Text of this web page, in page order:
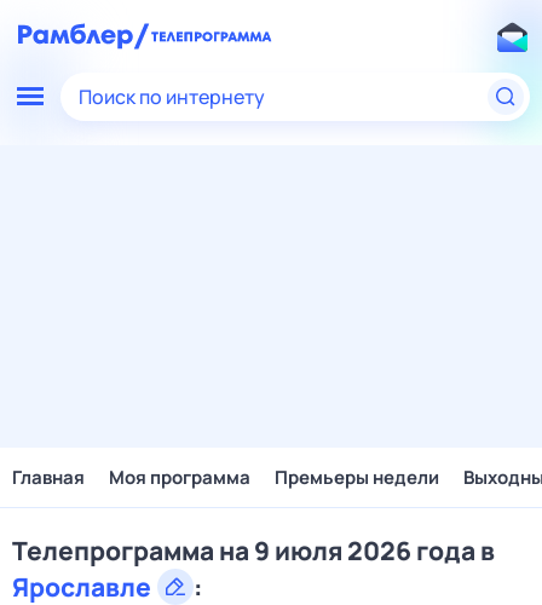
Поиск по интернету
Главная Моя программа Премьеры недели
Телепрограмма на 9 июля 2026 года в
Ярославле
: